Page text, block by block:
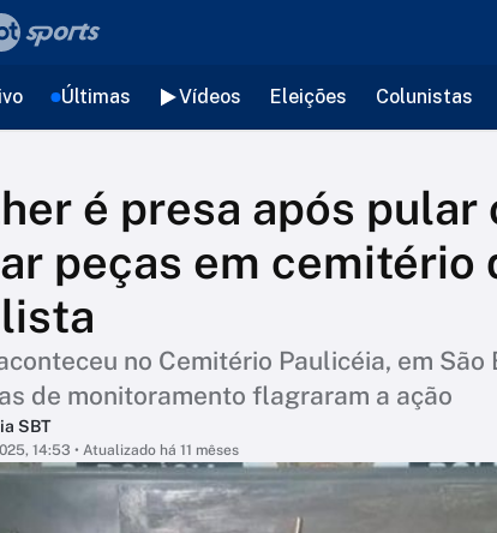
Últimas Vídeos Eleições Colunistas
é presa após pular
peças em cemitério
no Cemitério Paulicéia, em São
de monitoramento flagraram a ação
SBT
14:53 • Atualizado há 11 mêses